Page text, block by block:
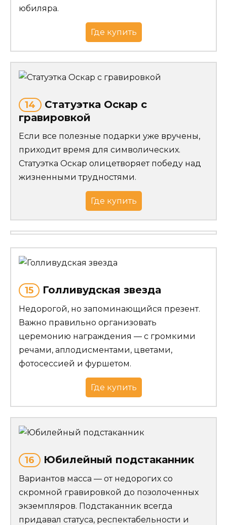
юбиляра.
Где купить
14
Статуэтка Оскар с
гравировкой
Если все полезные подарки уже вручены,
приходит время для символических.
Статуэтка Оскар олицетворяет победу над
жизненными трудностями.
Где купить
15 Голливудская звезда
Недорогой, но запоминающийся презент.
Важно правильно организовать
церемонию награждения — с громкими
речами, аплодисментами, цветами,
фотосессией и фуршетом.
Где купить
16 Юбилейный подстаканник
Вариантов масса — от недорогих со
скромной гравировкой до позолоченных
экземпляров. Подстаканник всегда
придавал статуса, респектабельности и